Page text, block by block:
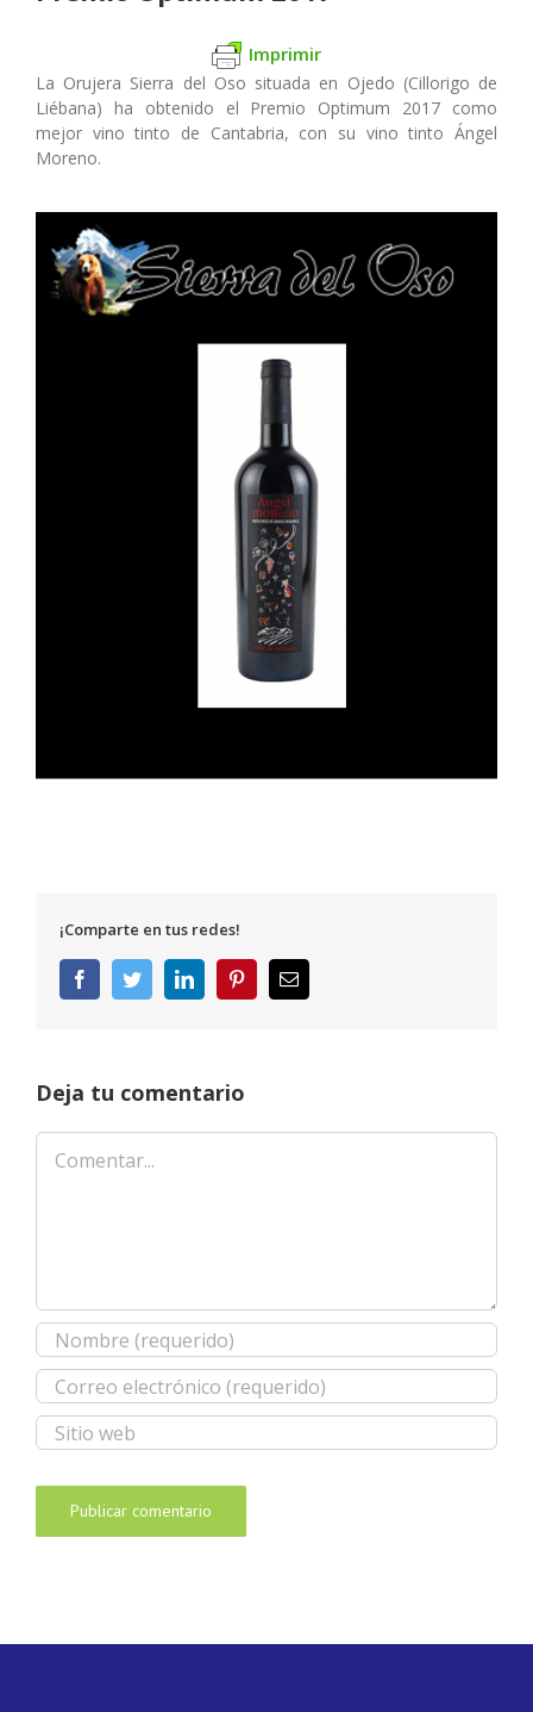
Imprimir
La Orujera Sierra del Oso situada en Ojedo (Cillorigo de
Liébana) ha obtenido el Premio Optimum 2017 como
mejor vino tinto de Cantabria, con su vino tinto Ángel
Moreno.
¡Comparte en tus redes!
FacebookTwitterLinkedInPinterestCorreo
electrónico
Deja tu comentario
Comentar